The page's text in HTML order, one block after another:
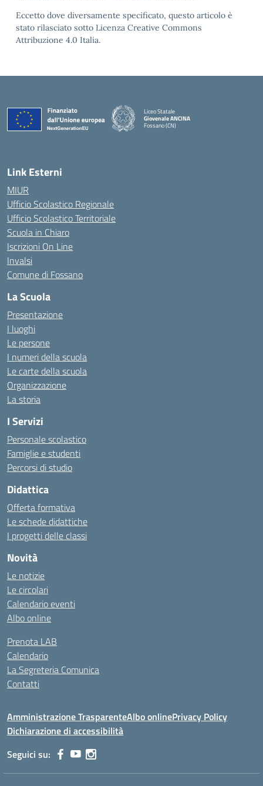
Eccetto dove diversamente specificato, questo articolo è
stato rilasciato sotto Licenza Creative Commons
Attribuzione 4.0 Italia.
Liceo Statale
Giovenale ANCINA
Fossano (CN)
Link Esterni
MIUR
Ufficio Scolastico Regionale
Ufficio Scolastico Territoriale
Scuola in Chiaro
Iscrizioni On Line
Invalsi
Comune di Fossano
La Scuola
Presentazione
I luoghi
Le persone
I numeri della scuola
Le carte della scuola
Organizzazione
La storia
I Servizi
Personale scolastico
Famiglie e studenti
Percorsi di studio
Didattica
Offerta formativa
Le schede didattiche
I progetti delle classi
Novità
Le notizie
Le circolari
Calendario eventi
Albo online
Prenota LAB
Calendario
La Segreteria Comunica
Contatti
Amministrazione TrasparenteAlbo onlinePrivacy Policy
Dichiarazione di accessibilità
Seguici su: